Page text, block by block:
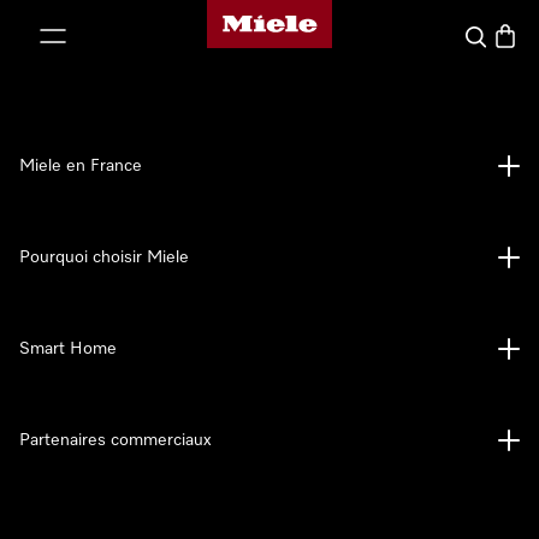
Page d'accueil Miele
Search
Miele en France
Pourquoi choisir Miele
Smart Home
Partenaires commerciaux